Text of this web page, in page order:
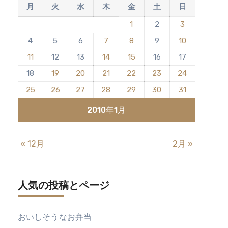
2010年1月
月 火 水 木 金 土
日
1
2
3
4
5 6 7 8 9
10
11
12 13 14 15 16
17
18
19 20 21 22 23
24
25
26 27 28 29 30 31
« 12月 2月 »
人気の投稿とページ
おいしそうなお弁当